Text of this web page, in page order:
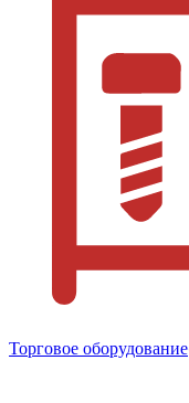
Торговое оборудование